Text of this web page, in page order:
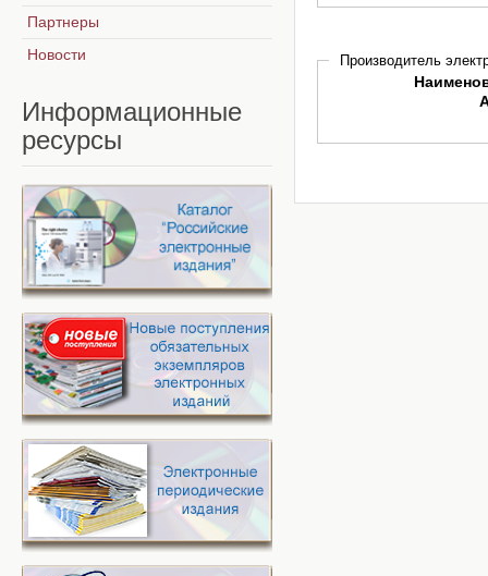
Производитель
Партнеры
Новости
Информационные
ресурсы